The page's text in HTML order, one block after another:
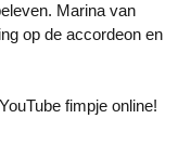
Marina van
op de accordeon en
fimpje online!